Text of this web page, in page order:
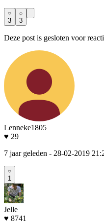
3 3
Deze post is gesloten voor
Lenneke1805
♥ 29
7 jaar geleden - 28-02-2019
1
Jelle
♥ 8741